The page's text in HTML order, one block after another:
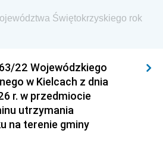
Wywiadu
Świętokrzyskiego rok
22 Wojewódzkiego
w Kielcach z dnia
r. w przedmiocie
utrzymania
na terenie gminy